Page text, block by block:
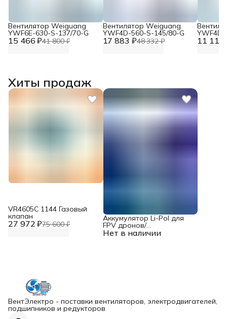
15 466 ₽41 800 ₽
Вентилятор Weiguang
YWF6E-630-S-137/70-G
17 883 ₽48 332 ₽
Вентилятор Weiguang
YWF4D-560-S-145/80-G
11 117
Хиты продаж
27 972 ₽75 600 ₽
VR4605С 1144 Газовый
клапан
Нет в наличии
Аккумулятор Li-Pol для
FPV дронов/
квадрокоптеров 23,1 В,
ВентЭлектро - поставки вентиляторов, электродвигателей,
подшипников и редукторов